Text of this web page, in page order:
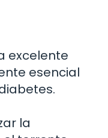
excelente
esencial
la